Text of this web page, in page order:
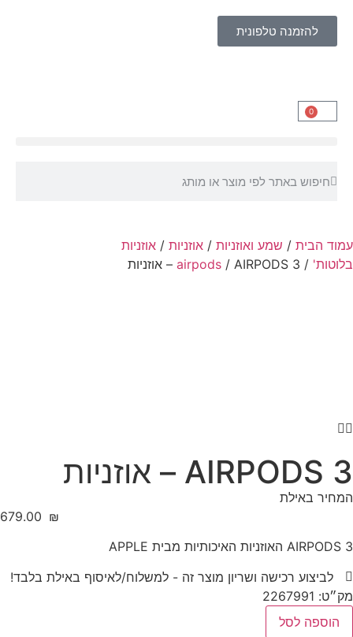
0
להזמנה טלפונית
עמוד הבית / שמע ואוזניות / אוזניות / אוזניות
בלוטות' /
airpods / AIRPODS 3 – אוזניות
AIRPODS 3 – אוזניות
המחיר באילת
‎679.00 ₪
AIRPODS 3 האוזניות האיכותיות מבית APPLE
לביצוע רכישה ושריון מוצר זה - למשלוח/לאיסוף באילת בלבד!
מק״ט: 2267991
הוספה לסל